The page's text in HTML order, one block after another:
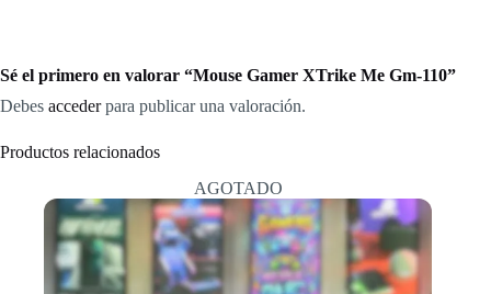
Sé el primero en valorar “Mouse Gamer XTrike Me Gm-110”
Debes accederpara publicar una valoración.
Productos relacionados
AGOTADO